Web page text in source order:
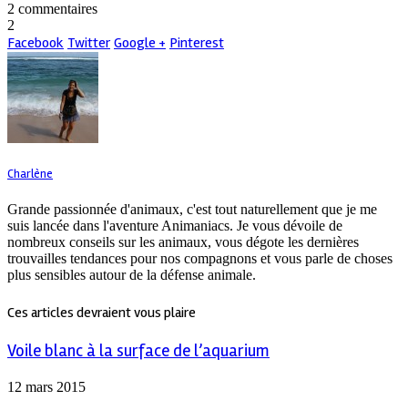
2 commentaires
2
Facebook Twitter Google + Pinterest
Charlène
Grande passionnée d'animaux, c'est tout naturellement que je me
suis lancée dans l'aventure Animaniacs. Je vous dévoile de
nombreux conseils sur les animaux, vous dégote les dernières
trouvailles tendances pour nos compagnons et vous parle de choses
plus sensibles autour de la défense animale.
Ces articles devraient vous plaire
Voile blanc à la surface de l’aquarium
12 mars 2015